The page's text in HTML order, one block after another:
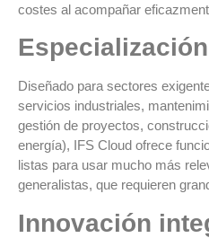
costes al acompañar
Diseñado para sectores
servicios industriales,
gestión de proyectos,
energía), IFS Cloud ofrece
listas para usar mucho más
generalistas, que requieren
Innovación